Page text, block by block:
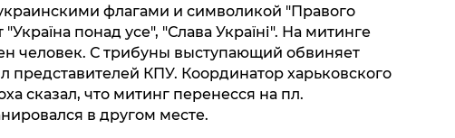
флагами и символикой "Правого
понад усе", "Слава Україні". На митинге
человек. С трибуны выступающий обвиняет
представителей КПУ. Координатор харьковского
сказал, что митинг перенесся на пл.
в другом месте.